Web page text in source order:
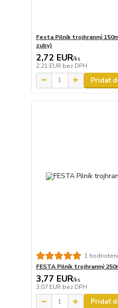
Festa Pilník trojhranný
zuby)
2,72 EUR/ks
2,21 EUR bez DPH
Pridať
1
FESTA Pilník trojhranný
3,77 EUR/ks
3,07 EUR bez DPH
Pridať